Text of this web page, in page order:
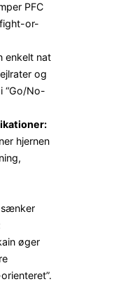
PFC
or-
enkelt nat
og
“Go/No-
hjernen
øger